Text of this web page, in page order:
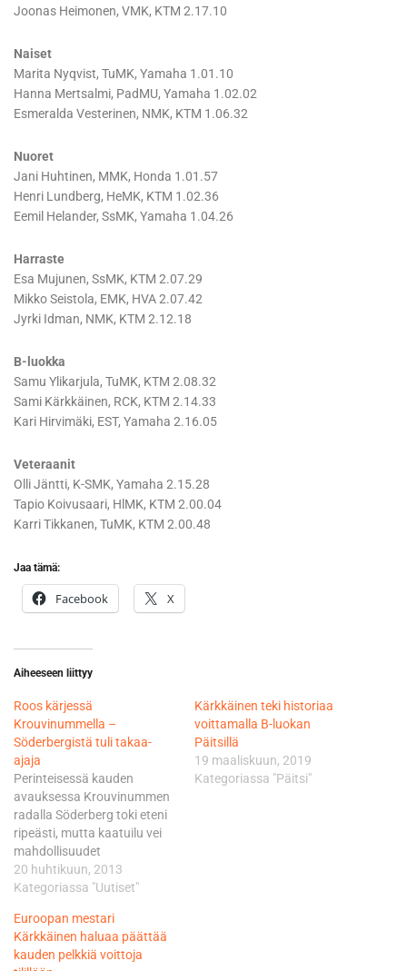
Joonas Heimonen, VMK, KTM 2.17.10
Naiset
Marita Nyqvist, TuMK, Yamaha 1.01.10
Hanna Mertsalmi, PadMU, Yamaha 1.02.02
Esmeralda Vesterinen, NMK, KTM 1.06.32
Nuoret
Jani Huhtinen, MMK, Honda 1.01.57
Henri Lundberg, HeMK, KTM 1.02.36
Eemil Helander, SsMK, Yamaha 1.04.26
Harraste
Esa Mujunen, SsMK, KTM 2.07.29
Mikko Seistola, EMK, HVA 2.07.42
Jyrki Idman, NMK, KTM 2.12.18
B-luokka
Samu Ylikarjula, TuMK, KTM 2.08.32
Sami Kärkkäinen, RCK, KTM 2.14.33
Kari Hirvimäki, EST, Yamaha 2.16.05
Veteraanit
Olli Jäntti, K-SMK, Yamaha 2.15.28
Tapio Koivusaari, HlMK, KTM 2.00.04
Karri Tikkanen, TuMK, KTM 2.00.48
Jaa tämä:
Facebook X
Aiheeseen liittyy
Roos kärjessä
Krouvinummella –
Söderbergistä tuli takaa-
ajaja
Perinteisessä kauden
avauksessa Krouvinummen
radalla Söderberg toki eteni
ripeästi, mutta kaatuilu vei
mahdollisuudet
ensimmäisen erän lopussa.
Kotikulmillaan ajanut Joni
kokonaiskisaa ansaitusti.
Päivän, ja koko kauden
ensimmäisessä A-luokan
20 huhtikuun, 2013
Kategoriassa "Uutiset"
Kärkkäinen teki historiaa
voittamalla B-luokan
Päitsillä
19 maaliskuun, 2019
Kategoriassa "Päitsi"
Euroopan mestari
Kärkkäinen haluaa päättää
kauden pelkkiä voittoja